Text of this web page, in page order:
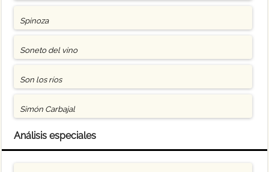
Spinoza
Soneto del vino
Son los ríos
Simón Carbajal
Análisis especiales